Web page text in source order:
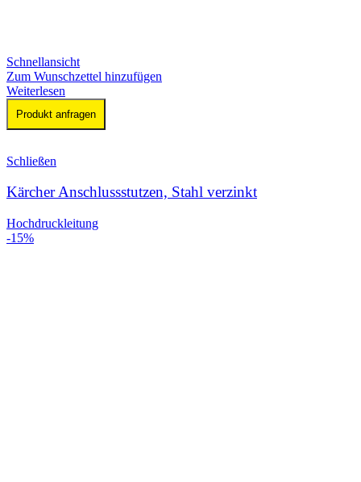
Schnellansicht
Zum Wunschzettel hinzufügen
Weiterlesen
Produkt anfragen
Schließen
Kärcher Anschlussstutzen, Stahl verzinkt
Hochdruckleitung
-15%